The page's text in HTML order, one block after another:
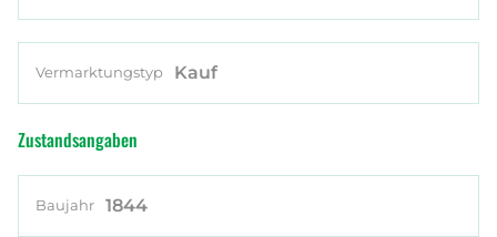
Vermarktungstyp Kauf
Zustandsangaben
Baujahr 1844